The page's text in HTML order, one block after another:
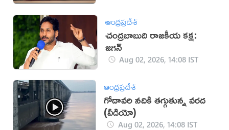
ఆంధ్రప్రదేశ్
చంద్రబాబుది రాజకీయ కక్ష:
జగన్
Aug 02, 2026, 14:08 IST
ఆంధ్రప్రదేశ్
గోదావరి నదికి తగ్గుతున్న వరద
(వీడియో)
Aug 02, 2026, 14:08 IST